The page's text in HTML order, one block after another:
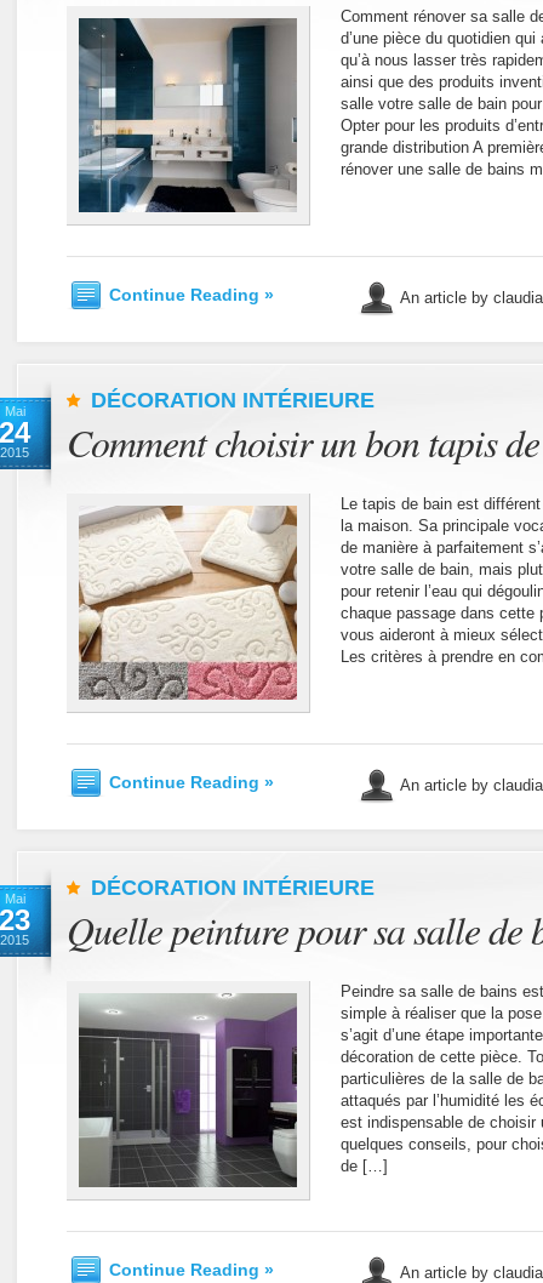
Comment rénover sa salle
d’une pièce du quotidien
qu’à nous lasser très
ainsi que des produits
salle votre salle de bain
Opter pour les produits
grande distribution A
rénover une salle de bains
Continue Reading » An article by
Mai
24
2015
DÉCORATION INTÉRIEURE
Comment choisir un bon tapis
Le tapis de bain est
la maison. Sa principale
de manière à parfaitement
votre salle de bain, mais
pour retenir l’eau qui
chaque passage dans
vous aideront à mieux
Les critères à prendre en
Continue Reading » An article by
Mai
23
2015
DÉCORATION INTÉRIEURE
Quelle peinture pour sa salle de
Peindre sa salle de bains
simple à réaliser que la
s’agit d’une étape
décoration de cette pièce.
particulières de la salle de
attaqués par l’humidité les
est indispensable de choisir
quelques conseils, pour
de […]
Continue Reading » An article by